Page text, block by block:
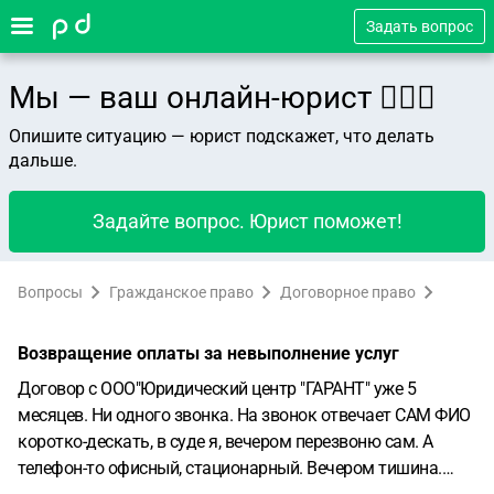
Задать вопрос
Мы — ваш онлайн-юрист 👨🏻‍⚖️
Опишите ситуацию — юрист подскажет, что делать
дальше.
Задайте вопрос. Юрист поможет!
Вопросы Гражданское право Договорное право
Возвращение оплаты за невыполнение услуг
Договор с ООО"Юридический центр "ГАРАНТ" уже 5
месяцев. Ни одного звонка. На звонок отвечает САМ ФИО
коротко-дескать, в суде я, вечером перезвоню сам. А
телефон-то офисный, стационарный. Вечером тишина.